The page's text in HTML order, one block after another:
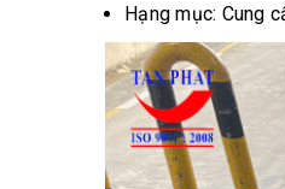
Hạng mục: Cung